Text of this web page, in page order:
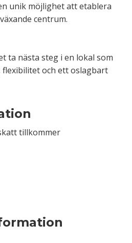
unik möjlighet att etablera
centrum.
ta nästa steg i en lokal som
och ett oslagbart
tillkommer